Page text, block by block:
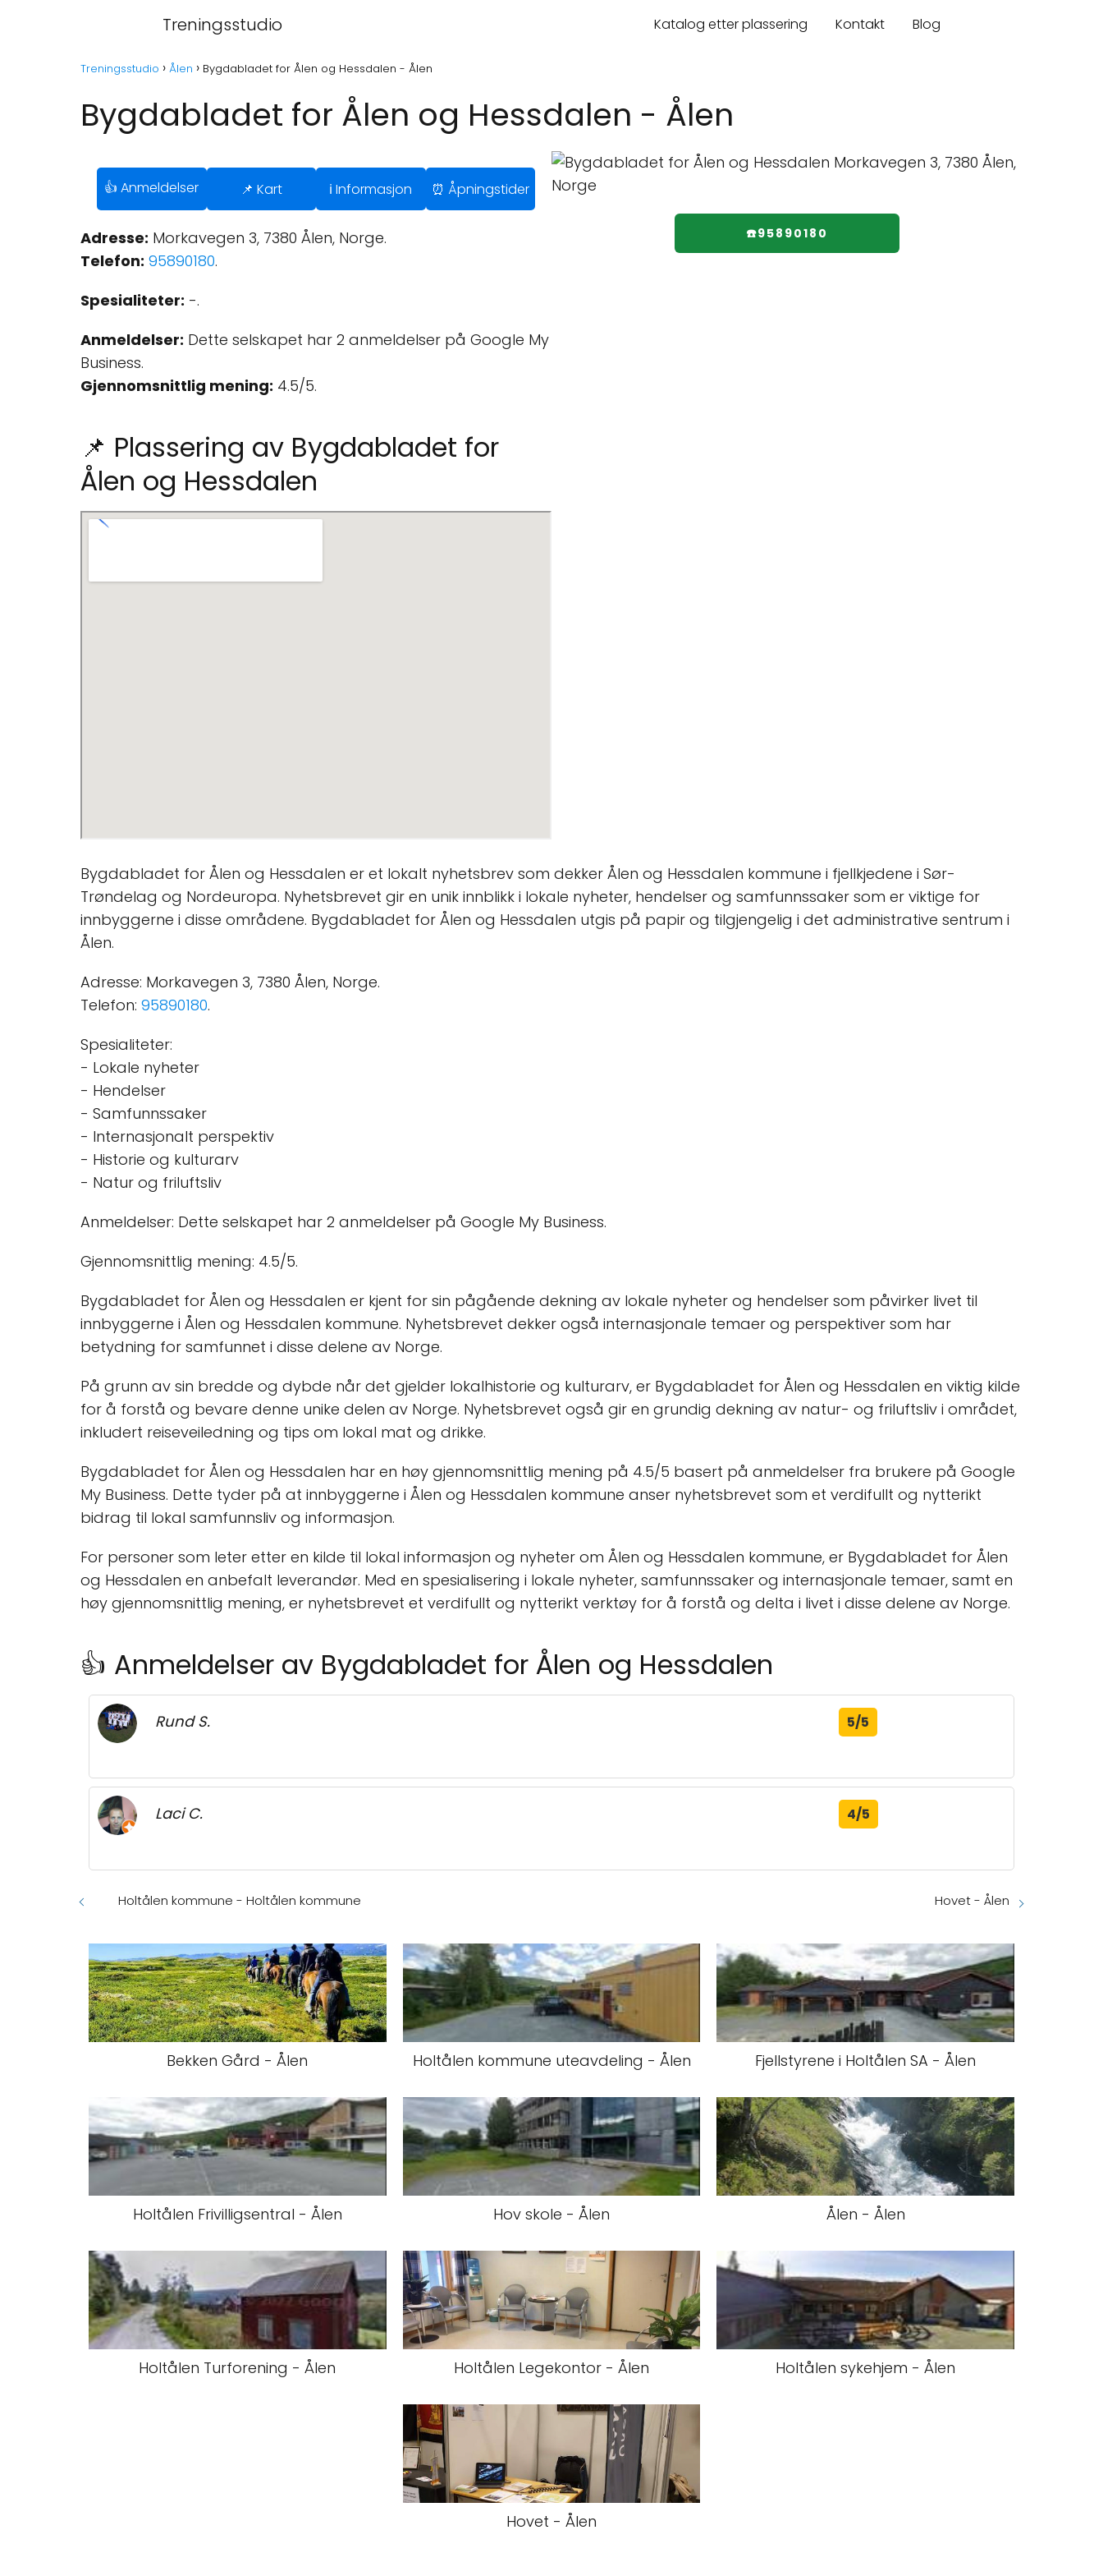
Treningsstudio Katalog etter plassering Kontakt Blog
Treningsstudio Ålen Bygdabladet for Ålen og Hessdalen - Ålen
Bygdabladet for Ålen og Hessdalen - Ålen
👍 Anmeldelser 📌 Kart ℹ️ Informasjon ⏰ Åpningstider
Adresse: Morkavegen 3, 7380 Ålen, Norge.
Telefon: 95890180.
Spesialiteter: -.
Anmeldelser: Dette selskapet har 2 anmeldelser på Google My
Business.
Gjennomsnittlig mening: 4.5/5.
📌 Plassering av Bygdabladet for
Ålen og Hessdalen
☎️95890180
Bygdabladet for Ålen og Hessdalen er et lokalt nyhetsbrev som dekker Ålen og Hessdalen kommune i fjellkjedene i Sør-
Trøndelag og Nordeuropa. Nyhetsbrevet gir en unik innblikk i lokale nyheter, hendelser og samfunnssaker som er viktige for
innbyggerne i disse områdene. Bygdabladet for Ålen og Hessdalen utgis på papir og tilgjengelig i det administrative sentrum i
Ålen.
Adresse: Morkavegen 3, 7380 Ålen, Norge.
Telefon: 95890180.
Spesialiteter:
- Lokale nyheter
- Hendelser
- Samfunnssaker
- Internasjonalt perspektiv
- Historie og kulturarv
- Natur og friluftsliv
Anmeldelser: Dette selskapet har 2 anmeldelser på Google My Business.
Gjennomsnittlig mening: 4.5/5.
Bygdabladet for Ålen og Hessdalen er kjent for sin pågående dekning av lokale nyheter og hendelser som påvirker livet til
innbyggerne i Ålen og Hessdalen kommune. Nyhetsbrevet dekker også internasjonale temaer og perspektiver som har
betydning for samfunnet i disse delene av Norge.
På grunn av sin bredde og dybde når det gjelder lokalhistorie og kulturarv, er Bygdabladet for Ålen og Hessdalen en viktig kilde
for å forstå og bevare denne unike delen av Norge. Nyhetsbrevet også gir en grundig dekning av natur- og friluftsliv i området,
inkludert reiseveiledning og tips om lokal mat og drikke.
Bygdabladet for Ålen og Hessdalen har en høy gjennomsnittlig mening på 4.5/5 basert på anmeldelser fra brukere på Google
My Business. Dette tyder på at innbyggerne i Ålen og Hessdalen kommune anser nyhetsbrevet som et verdifullt og nytterikt
bidrag til lokal samfunnsliv og informasjon.
For personer som leter etter en kilde til lokal informasjon og nyheter om Ålen og Hessdalen kommune, er Bygdabladet for Ålen
og Hessdalen en anbefalt leverandør. Med en spesialisering i lokale nyheter, samfunnssaker og internasjonale temaer, samt en
høy gjennomsnittlig mening, er nyhetsbrevet et verdifullt og nytterikt verktøy for å forstå og delta i livet i disse delene av Norge.
👍 Anmeldelser av Bygdabladet for Ålen og Hessdalen
Rund S. 5/5
Laci C. 4/5
Holtålen kommune - Holtålen kommune Hovet - Ålen
Bekken Gård - Ålen Holtålen kommune uteavdeling - Ålen Fjellstyrene i Holtålen SA - Ålen
Holtålen Frivilligsentral - Ålen Hov skole - Ålen Ålen - Ålen
Holtålen Turforening - Ålen Holtålen Legekontor - Ålen Holtålen sykehjem - Ålen
Hovet - Ålen